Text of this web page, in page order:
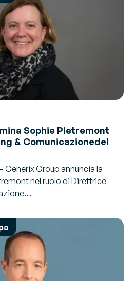
Sophie Pietremont
& Comunicazionedel
Generix Group annuncia la
nel ruolo di Direttrice